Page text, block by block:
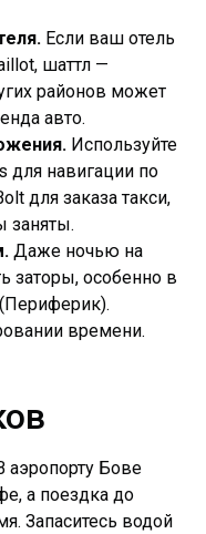
Если ваш отель
шаттл —
районов может
авто.
Используйте
для навигации по
для заказа такси,
заняты.
Даже ночью на
заторы, особенно в
времени.
аэропорту Бове
а поездка до
Запаситесь водой